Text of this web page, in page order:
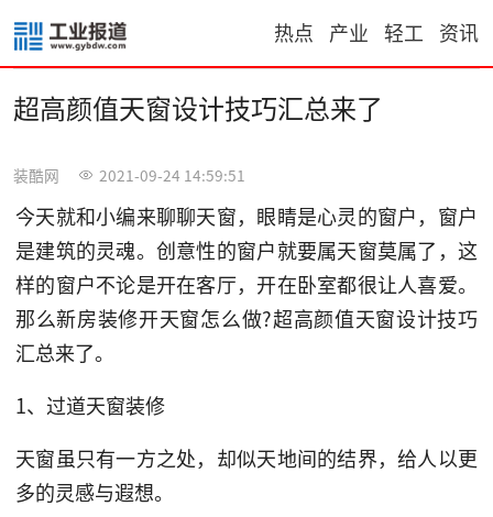
热点 产业 轻工 资讯
超高颜值天窗设计技巧汇总来了
装酷网 2021-09-24 14:59:51
今天就和小编来聊聊天窗，眼睛是心灵的窗户，窗户
是建筑的灵魂。创意性的窗户就要属天窗莫属了，这
样的窗户不论是开在客厅，开在卧室都很让人喜爱。
那么新房装修开天窗怎么做?超高颜值天窗设计技巧
汇总来了。
1、过道天窗装修
天窗虽只有一方之处，却似天地间的结界，给人以更
多的灵感与遐想。